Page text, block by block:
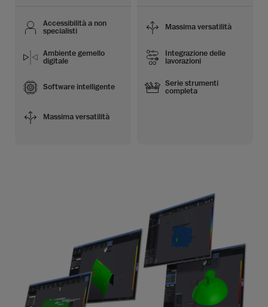
Accessibilità a non
specialisti
Ambiente gemello
digitale
Software intelligente
Massima versatilità
Massima versatilità
Integrazione delle
lavorazioni
Serie strumenti
completa